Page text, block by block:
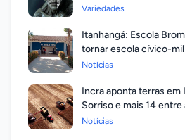
respondeu?
Variedades
Itanhangá: Escola
tornar escola cívico-
Notícias
Incra aponta terras em
Sorriso e mais 14
valorização
Notícias